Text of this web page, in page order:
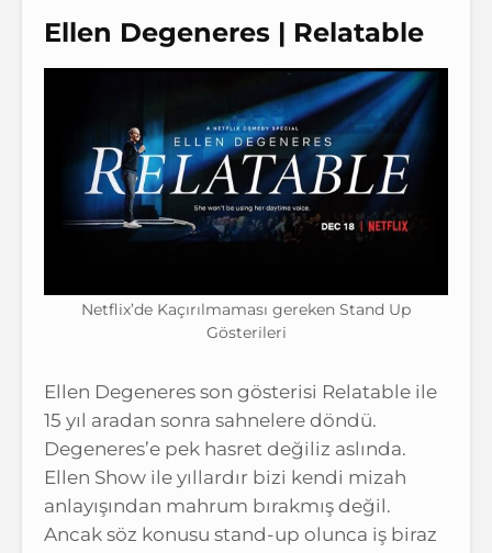
Ellen Degeneres | Relatable
Netflix’de Kaçırılmaması gereken Stand Up
Gösterileri
Ellen Degeneres son gösterisi Relatable ile
15 yıl aradan sonra sahnelere döndü.
Degeneres’e pek hasret değiliz aslında.
Ellen Show ile yıllardır bizi kendi mizah
anlayışından mahrum bırakmış değil.
Ancak söz konusu stand-up olunca iş biraz